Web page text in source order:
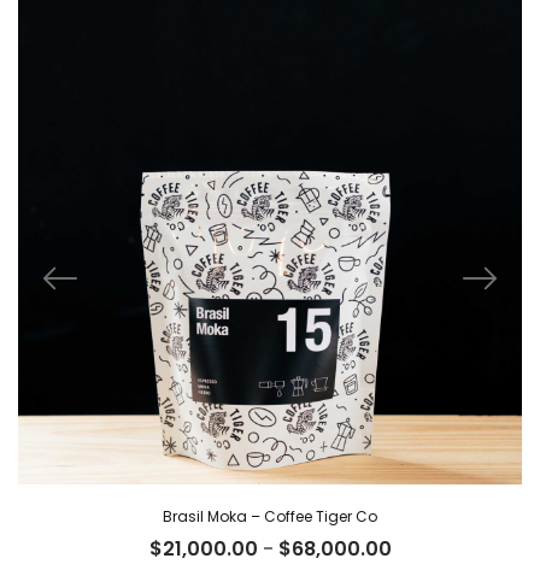
Brasil Moka – Coffee Tiger Co
$21,000.00 - $68,000.00Rango